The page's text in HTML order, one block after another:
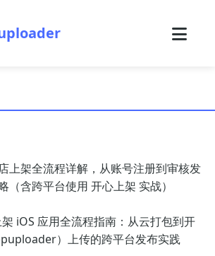
上架全流程详解，从账号注册到审核发
（含跨平台使用 开心上架 实战）
iOS 应用全流程指南：从云打包到开
）上传的跨平台发布实践